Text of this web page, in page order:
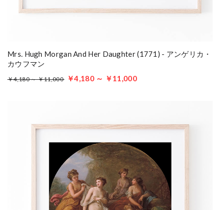
Mrs. Hugh Morgan And Her Daughter (1771) - アンゲリカ・
カウフマン
￥4,180 ～ ￥11,000 ￥4,180 ～ ￥11,000